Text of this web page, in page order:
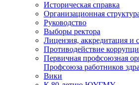
Историческая справка
Организационная
Руководство
Выборы ректора
Лицензия, аккредитация и
Противодействие
Первичная профсоюзная
Профсоюза работников
Вики